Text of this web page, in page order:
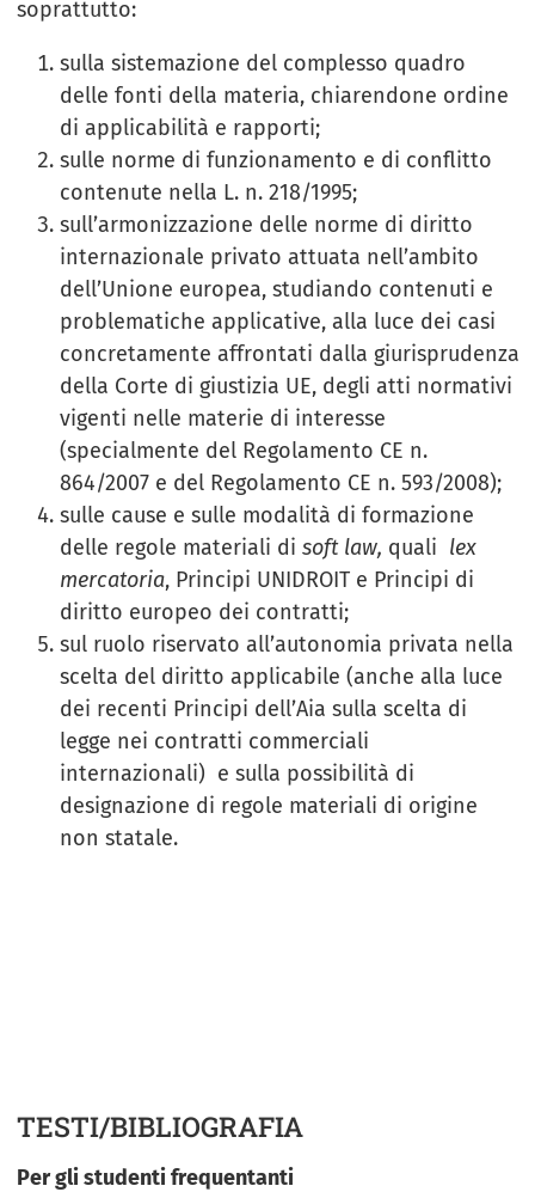
soprattutto:
sulla sistemazione del complesso quadro
delle fonti della materia, chiarendone ordine
di applicabilità e rapporti;
sulle norme di funzionamento e di conflitto
contenute nella L. n. 218/1995;
sull’armonizzazione delle norme di diritto
internazionale privato attuata nell’ambito
dell’Unione europea, studiando contenuti e
problematiche applicative, alla luce dei casi
concretamente affrontati dalla giurisprudenza
della Corte di giustizia UE, degli atti normativi
vigenti nelle materie di interesse
(specialmente del Regolamento CE n.
864/2007 e del Regolamento CE n. 593/2008);
sulle cause e sulle modalità di formazione
delle regole materiali di soft law, quali lex
mercatoria, Principi UNIDROIT e Principi di
diritto europeo dei contratti;
sul ruolo riservato all’autonomia privata nella
scelta del diritto applicabile (anche alla luce
dei recenti Principi dell’Aia sulla scelta di
legge nei contratti commerciali
internazionali) e sulla possibilità di
designazione di regole materiali di origine
non statale.
TESTI/BIBLIOGRAFIA
Per gli studenti frequentanti